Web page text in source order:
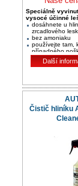
Speciálně
vysocé účinné
dosáhnete u
zrcadlového
bez amoniaku
používejte tam,
případného
strojním leštění
Další
Čistič hliníku